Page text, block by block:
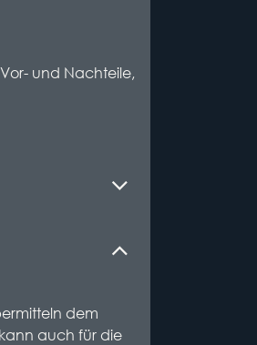
und Nachteile,
dem
auch für die